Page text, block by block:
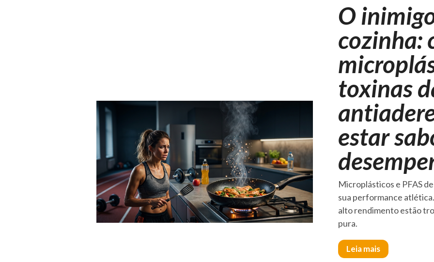
O
cozinha:
toxinas
estar
Microplásticos e PFAS
sua performance
alto rendimento estão
pura.
Leia mais